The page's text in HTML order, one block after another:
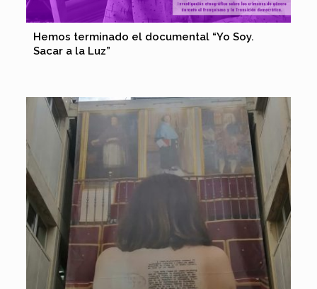
Hemos terminado el documental “Yo Soy.
Sacar a la Luz”